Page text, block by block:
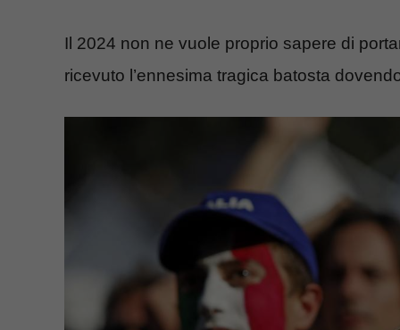
Il 2024 non ne vuole proprio sapere di
ricevuto l’ennesima tragica batosta